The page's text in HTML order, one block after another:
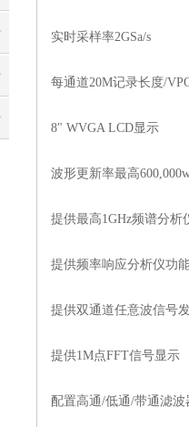
实时采样率2GSa/s
每通道20M记录长度/
8" WVGA LCD显示
波形更新率最高
提供最高1GHz频谱分析
提供频率响应分析仪功
提供双通道任意波信号
提供1M点FFT信号显示
配置高通/低通/带通滤波